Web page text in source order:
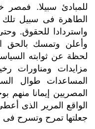
للمبادئ سبيلا.
الطاهرة فى سبيل تلك
وأعلن وتمسك بالحق
لحظة عن ثوابته
مزايدات ومناورات
المساعدات طوال
المصريين إيمانا
الواقع المرير الذى
جعلتها تمرح وتسرح فى